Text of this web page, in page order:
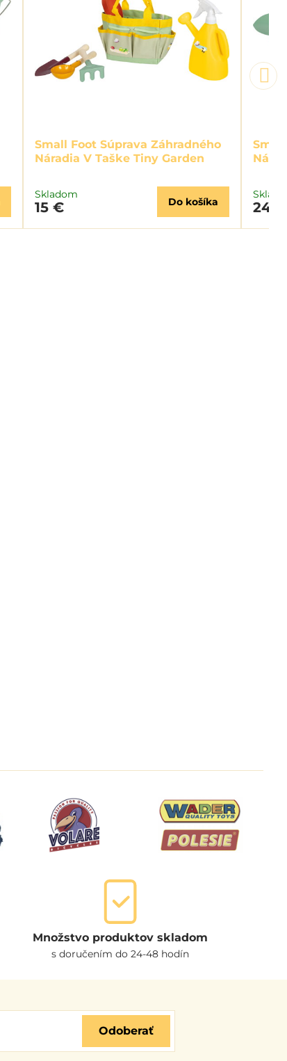
Small Foot Súprava Záhradného
Náradia V Taške Tiny Garden
Skladom
15 € Do košíka
Množstvo produktov skladom
s doručením do 24-48 hodín
Odoberať